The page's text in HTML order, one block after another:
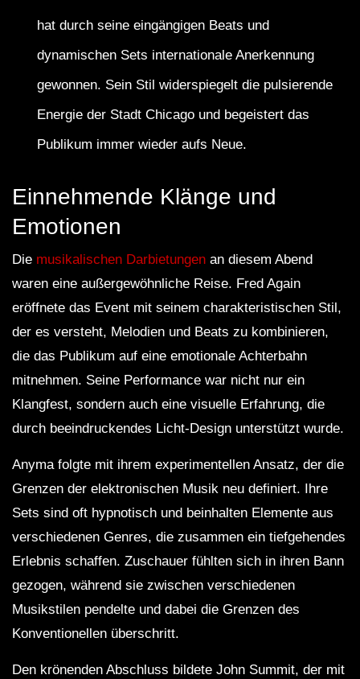
hat durch seine eingängigen Beats und
dynamischen Sets internationale Anerkennung
gewonnen. Sein Stil widerspiegelt die pulsierende
Energie der Stadt Chicago und begeistert das
Publikum immer wieder aufs Neue.
Einnehmende Klänge und
Emotionen
Die musikalischen Darbietungen an diesem Abend
waren eine außergewöhnliche Reise. Fred Again
eröffnete das Event mit seinem charakteristischen Stil,
der es versteht, Melodien und Beats zu kombinieren,
die das Publikum auf eine emotionale Achterbahn
mitnehmen. Seine Performance war nicht nur ein
Klangfest, sondern auch eine visuelle Erfahrung, die
durch beeindruckendes Licht-Design unterstützt wurde.
Anyma folgte mit ihrem experimentellen Ansatz, der die
Grenzen der elektronischen Musik neu definiert. Ihre
Sets sind oft hypnotisch und beinhalten Elemente aus
verschiedenen Genres, die zusammen ein tiefgehendes
Erlebnis schaffen. Zuschauer fühlten sich in ihren Bann
gezogen, während sie zwischen verschiedenen
Musikstilen pendelte und dabei die Grenzen des
Konventionellen überschritt.
Den krönenden Abschluss bildete John Summit, der mit